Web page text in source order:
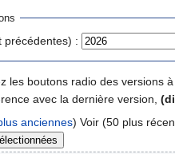
précédentes) :
les boutons radio des versions
avec la dernière version,
anciennes) Voir (50 plus